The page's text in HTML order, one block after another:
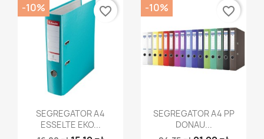
Szybki podgląd
SEGREGATOR A4
ESSELTE EKO...
-10% favorite_border
Szybki podgląd
SEGREGATOR A4 PP
DONAU...
-10% favorite_border